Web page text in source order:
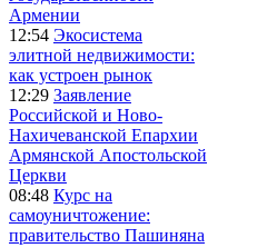
Армении
12:54 Экосистема
элитной недвижимости:
как устроен рынок
12:29 Заявление
Российской и Ново-
Нахичеванской Епархии
Армянской Апостольской
Церкви
08:48 Курс на
самоуничтожение:
правительство Пашиняна